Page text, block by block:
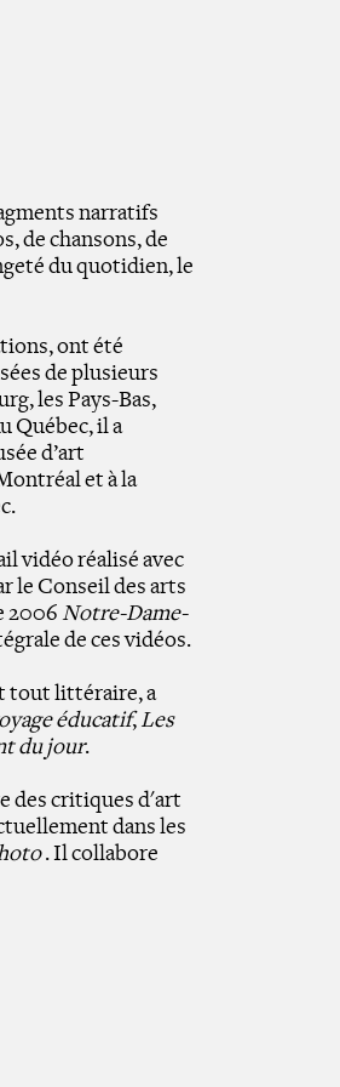
narratifs
de chansons, de
du quotidien, le
ont été
de plusieurs
les Pays-Bas,
Québec, il a
d’art
et à la
vidéo réalisé avec
le Conseil des arts
2006Notre-Dame-
de ces vidéos.
tout littéraire, a
éducatif,Les
du jour.
des critiques d'art
dans les
. Il collabore